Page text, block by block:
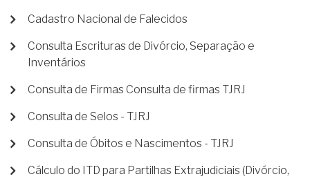
Cadastro Nacional de Falecidos
Consulta Escrituras de Divórcio, Separação e
Inventários
Consulta de Firmas Consulta de firmas TJRJ
Consulta de Selos - TJRJ
Consulta de Óbitos e Nascimentos - TJRJ
Cálculo do ITD para Partilhas Extrajudiciais (Divórcio,